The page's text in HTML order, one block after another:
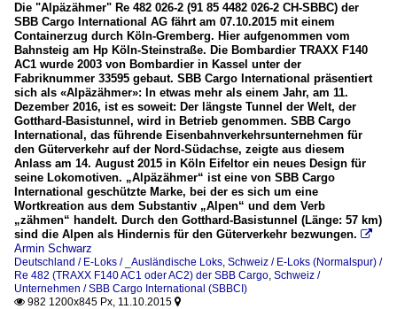
Die "Alpäzähmer" Re 482 026-2 (91 85 4482 026-2 CH-SBBC) der
SBB Cargo International AG fährt am 07.10.2015 mit einem
Containerzug durch Köln-Gremberg. Hier aufgenommen vom
Bahnsteig am Hp Köln-Steinstraße. Die Bombardier TRAXX F140
AC1 wurde 2003 von Bombardier in Kassel unter der
Fabriknummer 33595 gebaut. SBB Cargo International präsentiert
sich als «Alpäzähmer»: In etwas mehr als einem Jahr, am 11.
Dezember 2016, ist es soweit: Der längste Tunnel der Welt, der
Gotthard-Basistunnel, wird in Betrieb genommen. SBB Cargo
International, das führende Eisenbahnverkehrsunternehmen für
den Güterverkehr auf der Nord-Südachse, zeigte aus diesem
Anlass am 14. August 2015 in Köln Eifeltor ein neues Design für
seine Lokomotiven. „Alpäzähmer“ ist eine von SBB Cargo
International geschützte Marke, bei der es sich um eine
Wortkreation aus dem Substantiv „Alpen“ und dem Verb
„zähmen“ handelt. Durch den Gotthard-Basistunnel (Länge: 57 km)
sind die Alpen als Hindernis für den Güterverkehr bezwungen. 
Armin Schwarz
Deutschland / E-Loks / _Ausländische Loks, Schweiz / E-Loks (Normalspur) /
Re 482 (TRAXX F140 AC1 oder AC2) der SBB Cargo, Schweiz /
Unternehmen / SBB Cargo International (SBBCI)
 982 1200x845 Px, 11.10.2015 